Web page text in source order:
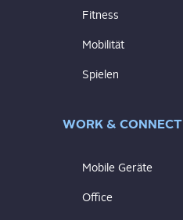
Fitness
Mobilität
Spielen
WORK & CONNECT
Mobile Geräte
Office